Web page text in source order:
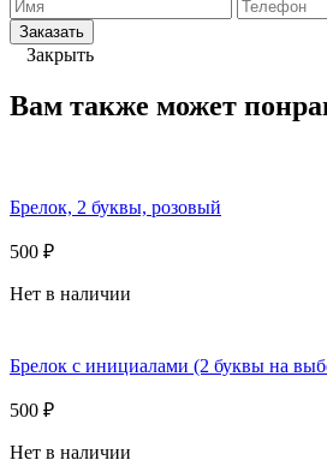
Заказать
Закрыть
Вам также может
Брелок, 2 буквы, розовый
500 ₽
Нет в наличии
Брелок с инициалами (2 буквы на
500 ₽
Нет в наличии